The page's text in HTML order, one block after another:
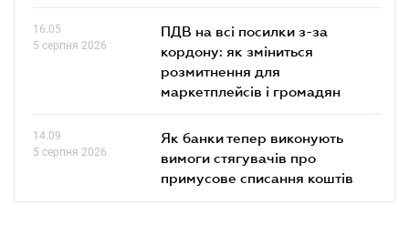
16.05
5 серпня 2026
ПДВ на всі посилки з-за
кордону: як зміниться
розмитнення для
маркетплейсів і громадян
14.09
5 серпня 2026
Як банки тепер виконують
вимоги стягувачів про
примусове списання коштів